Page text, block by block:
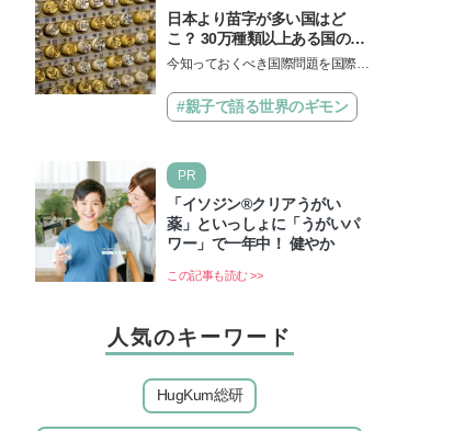
日本より苗字が多い国はど
こ？ 30万種類以上ある国の理
由とは【親子で語る国際問
今知っておくべき国際問題を国際政
る「親子で語る国際問題」。今回
は、苗字の種類…
#親子で語る世界のギモン
PR
「イソジン®クリアうがい
薬」といっしょに「うがいパ
ワー」で一年中！ 健やか
この記事も読む >>
人気のキーワード
HugKum総研